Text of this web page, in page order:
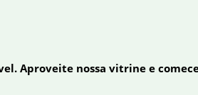
Aproveite nossa vitrine e